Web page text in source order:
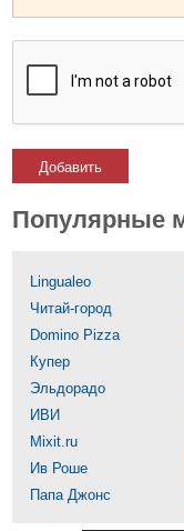
Добавить
Популярные
Lingualeo
Читай-город
Domino Pizza
Купер
Эльдорадо
ИВИ
Mixit.ru
Ив Роше
Папа Джонс